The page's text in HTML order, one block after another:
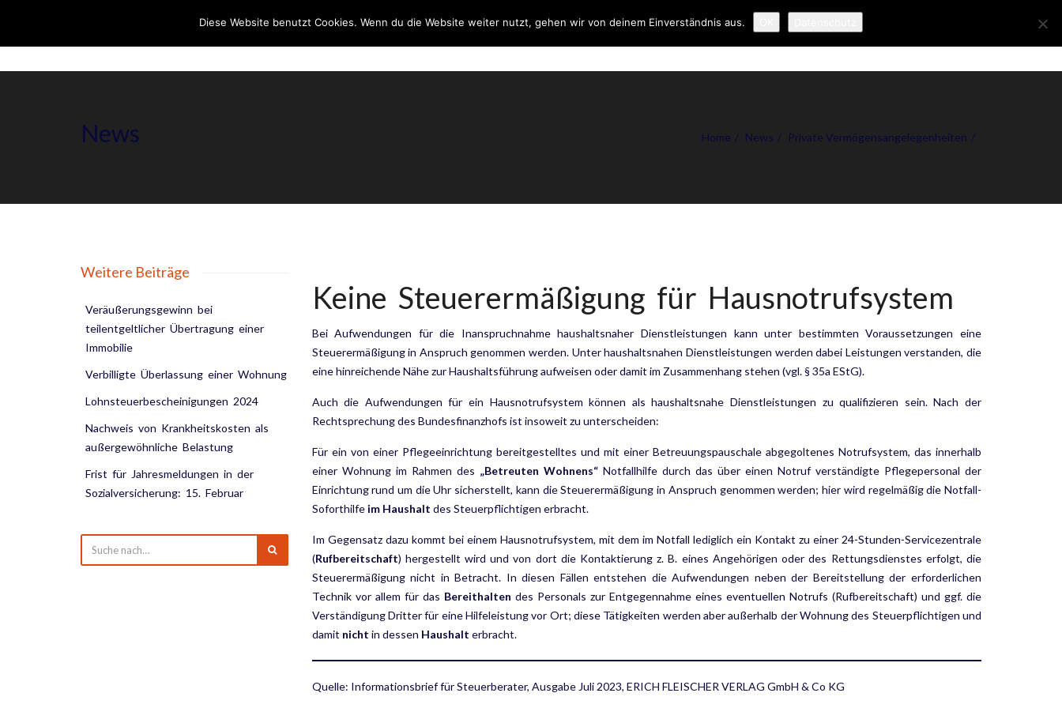
NEWS KONTAKT
News Home News Private Vermögensangelegenheiten
Weitere Beiträge
Veräußerungsgewinn bei
teilentgeltlicher Übertragung einer
Immobilie
Verbilligte Überlassung einer Wohnung
Lohnsteuerbescheinigungen 2024
Nachweis von Krankheitskosten als
außergewöhnliche Belastung
Frist für Jahresmeldungen in der
Sozialversicherung: 15. Februar
Keine Steuerermäßigung für Hausnotrufsystem
Bei Aufwendungen für die Inanspruchnahme haushaltsnaher Dienstleistungen kann unter bestimmten Voraussetzungen eine
Steuerermäßigung in Anspruch genommen werden. Unter haushaltsnahen Dienst­leistungen werden dabei Leistungen verstanden, die
eine hinreichende Nähe zur Haushaltsführung auf­weisen oder damit im Zusammenhang stehen (vgl. § 35a EStG).
Auch die Aufwendungen für ein Hausnotrufsystem können als haushaltsnahe Dienstleistungen zu qualifizieren sein. Nach der
Rechtsprechung des Bundesfinanzhofs ist insoweit zu unterscheiden:
Für ein von einer Pflegeeinrichtung bereitgestelltes und mit einer Betreuungspauschale abgegoltenes Notruf­system, das innerhalb
einer Wohnung im Rahmen des „Betreuten Wohnens“Notfallhilfe durch das über einen Notruf verständigte Pflegepersonal der
Einrichtung rund um die Uhr sicherstellt, kann die Steuer­ermäßigung in Anspruch genommen werden; hier wird regelmäßig die Notfall-
Soforthilfe im Haushalt des Steuerpflichtigen erbracht.
Im Gegensatz dazu kommt bei einem Hausnotrufsystem, mit dem im Notfall lediglich ein Kontakt zu einer 24-Stunden-Servicezentrale
(Rufbereitschaft) hergestellt wird und von dort die Kontaktierung z. B. eines Angehörigen oder des Rettungsdienstes erfolgt, die
Steuerermäßigung nicht in Betracht. In diesen Fällen entstehen die Aufwendungen neben der Bereitstellung der erforderlichen
Technik vor allem für das Bereit­halten des Personals zur Entgegennahme eines eventuellen Notrufs (Rufbereitschaft) und ggf. die
Verstän­digung Dritter für eine Hilfeleistung vor Ort; diese Tätigkeiten werden aber außerhalb der Wohnung des Steuerpflichtigen und
damit nicht in dessen Haushalt erbracht.
Quelle: Informationsbrief für Steuerberater, Ausgabe Juli 2023, ERICH FLEISCHER VERLAG GmbH & Co KG
Diese Website benutzt Cookies. Wenn du die Website weiter nutzt, gehen wir von deinem Einverständnis aus.